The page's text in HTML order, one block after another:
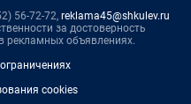
56-72-72, reklama45@shkulev.ru
за достоверность
рекламных объявлениях.
cookies